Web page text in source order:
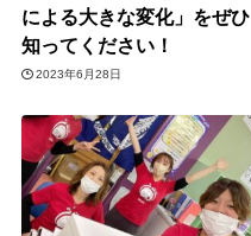
による大きな変化」をぜひ
知ってください！
2023年6月28日